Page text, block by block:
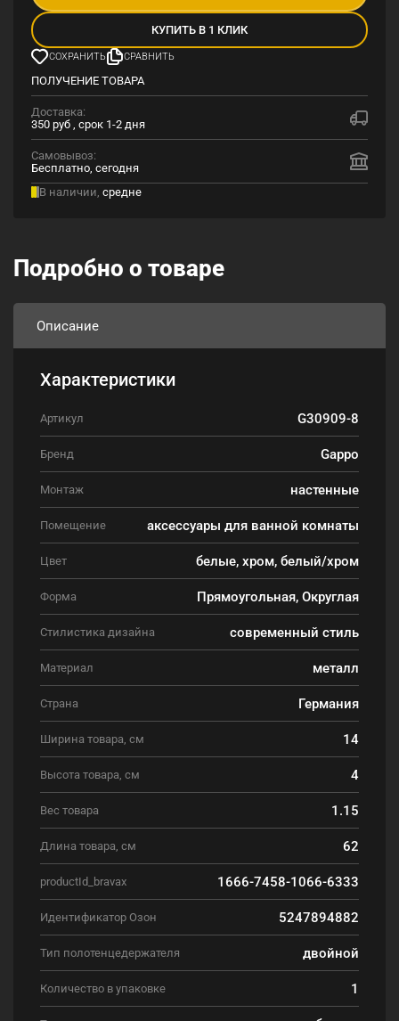
КУПИТЬ В 1 КЛИК
СОХРАНИТЬ СРАВНИТЬ
ПОЛУЧЕНИЕ ТОВАРА
Доставка:
350 руб , срок 1-2 дня
Самовывоз:
Бесплатно, сегодня
В наличии, средне
Подробно о товаре
Описание
Характеристики
Артикул G30909-8
Бренд Gappo
Монтаж настенные
Помещение аксессуары для ванной комнаты
Цвет белые, хром, белый/хром
Форма Прямоугольная, Округлая
Стилистика дизайна современный стиль
Материал металл
Страна Германия
Ширина товара, см 14
Высота товара, см 4
Вес товара 1.15
Длина товара, см 62
productId_bravax 1666-7458-1066-6333
Идентификатор Озон 5247894882
Тип полотенцедержателя двойной
Количество в упаковке 1